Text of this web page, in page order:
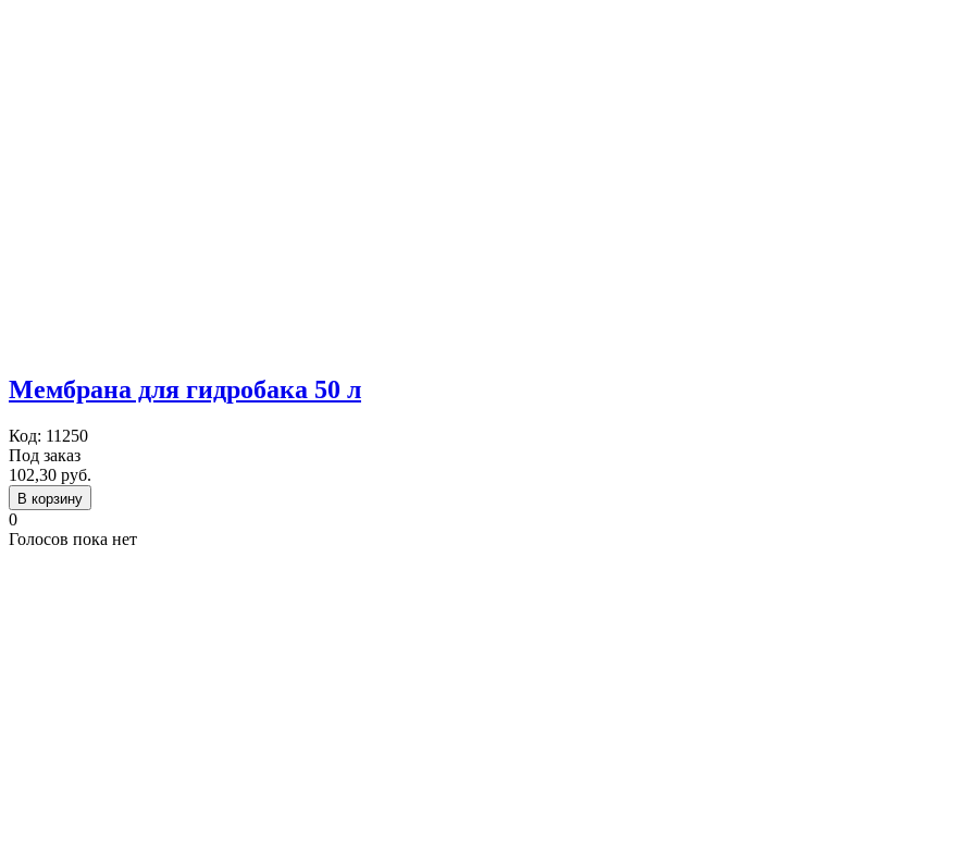
Мембрана для гидробака 50 л
Код: 11250
Под заказ
102,30 руб.
В корзину
0
Голосов пока нет